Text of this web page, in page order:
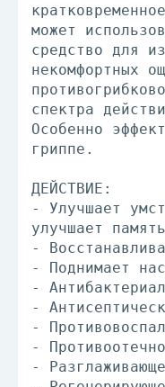
может
средство для
некомфортных
спектра
Особенно
гриппе.
ДЕЙСТВИЕ:
- Улучшает
улучшает
-
- Поднимает
-
-
-
-
-